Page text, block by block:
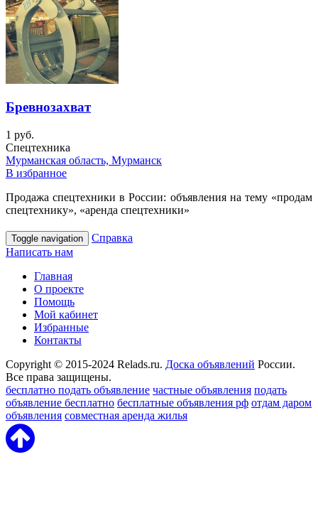
Бревнозахват
1 руб.
Спецтехника
Мурманская область, Мурманск
В избранное
Продажа спецтехники в России: объявления на тему «продам
спецтехнику», «аренда спецтехники»
Toggle navigation
Справка
Написать нам
Главная
О проекте
Помощь
Мой кабинет
Избранные
Контакты
Copyright © 2015-2024 Relads.ru. Доска объявлений России.
Все права защищены.
бесплатно подать объявление частные объявления подать
объявление бесплатно бесплатные объявления рф отдам даром
объявления совместная аренда жилья